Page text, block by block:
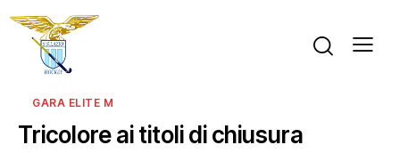
GARA ELITE M
Tricolore ai titoli di chiusura